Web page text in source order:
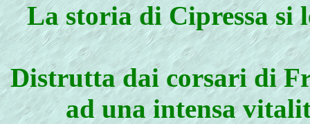
La storia di Cipressa si
Distrutta dai corsari di
ad una intensa